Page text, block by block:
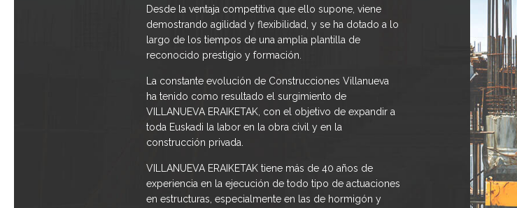
Desde la ventaja competitiva que ello supone, viene
demostrando agilidad y flexibilidad, y se ha dotado a lo
largo de los tiempos de una amplia plantilla de
reconocido prestigio y formación.
La constante evolución de Construcciones Villanueva
ha tenido como resultado el surgimiento de
VILLANUEVA ERAIKETAK, con el objetivo de expandir a
toda Euskadi la labor en la obra civil y en la
construcción privada.
VILLANUEVA ERAIKETAK tiene más de 40 años de
experiencia en la ejecución de todo tipo de actuaciones
en estructuras, especialmente en las de hormigón y